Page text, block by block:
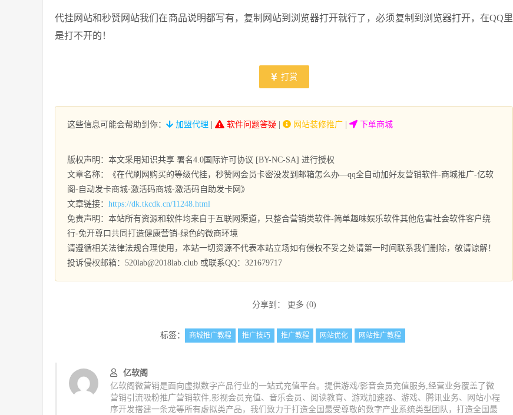
代挂网站和秒赞网站我们在商品说明都写有，复制网站到浏览器打开就行了，必须复制到浏览器打开，在QQ里
是打不开的！
打赏
这些信息可能会帮助到你： 加盟代理 软件问题答疑 网站装修推广 下单商城
版权声明：本文采用知识共享 署名4.0国际许可协议 [BY-NC-SA] 进行授权
文章名称：《在代刷网购买的等级代挂，秒赞网会员卡密没发到邮箱怎么办—qq全自动加好友营销软件-商城推广-亿软
阁-自动发卡商城-激活码商城-激活码自助发卡网》
文章链接： https://dk.tkcdk.cn/11248.html
免责声明：本站所有资源和软件均来自于互联网渠道，只整合营销类软件-简单趣味娱乐软件其他危害社会软件客户绕
行-免开尊口共同打造健康营销-绿色的微商环境
请遵循相关法律法规合理使用，本站一切资源不代表本站立场如有侵权不妥之处请第一时间联系我们删除，敬请谅解！
投诉侵权邮箱：520lab@2018lab.club 或联系QQ：321679717
分享到： 更多 (0)
标签： 商城推广教程 推广技巧 推广教程 网站优化 网站推广教程
亿软阁
亿软阁微营销是面向虚拟数字产品行业的一站式充值平台。提供游戏/影音会员充值服务,经营业务覆盖了微
营销引流吸粉推广营销软件,影视会员充值、音乐会员、阅读教育、游戏加速器、游戏、腾讯业务、网站小程
序开发搭建一条龙等所有虚拟类产品，我们致力于打造全国最受尊敬的数字产业系统类型团队，打造全国最